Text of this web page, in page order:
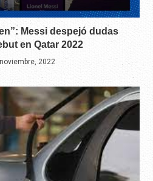
Messi despejó dudas
en Qatar 2022
2022